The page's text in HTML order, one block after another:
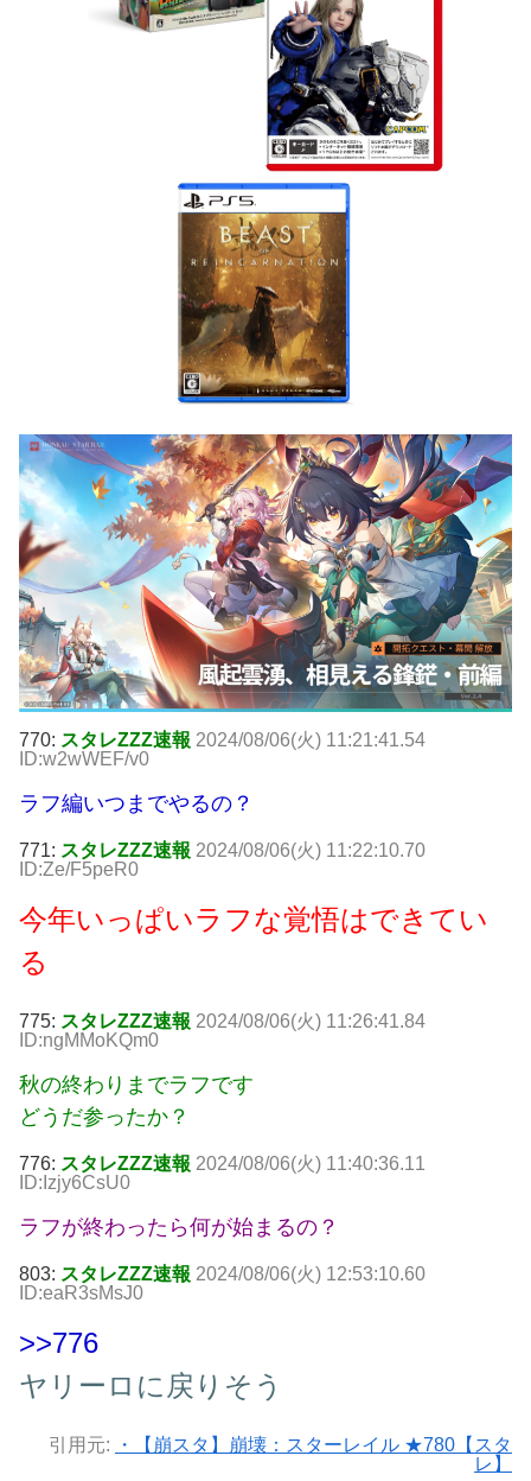
770: スタレZZZ速報 2024/08/06(火) 11:21:41.54
ID:w2wWEF/v0
ラフ編いつまでやるの？
771: スタレZZZ速報 2024/08/06(火) 11:22:10.70
ID:Ze/F5peR0
今年いっぱいラフな覚悟はできてい
る
775: スタレZZZ速報 2024/08/06(火) 11:26:41.84
ID:ngMMoKQm0
秋の終わりまでラフです
どうだ参ったか？
776: スタレZZZ速報 2024/08/06(火) 11:40:36.11
ID:Izjy6CsU0
ラフが終わったら何が始まるの？
803: スタレZZZ速報 2024/08/06(火) 12:53:10.60
ID:eaR3sMsJ0
>>776
ヤリーロに戻りそう
引用元:
・【崩スタ】崩壊：スターレイル ★780【スタ
レ】